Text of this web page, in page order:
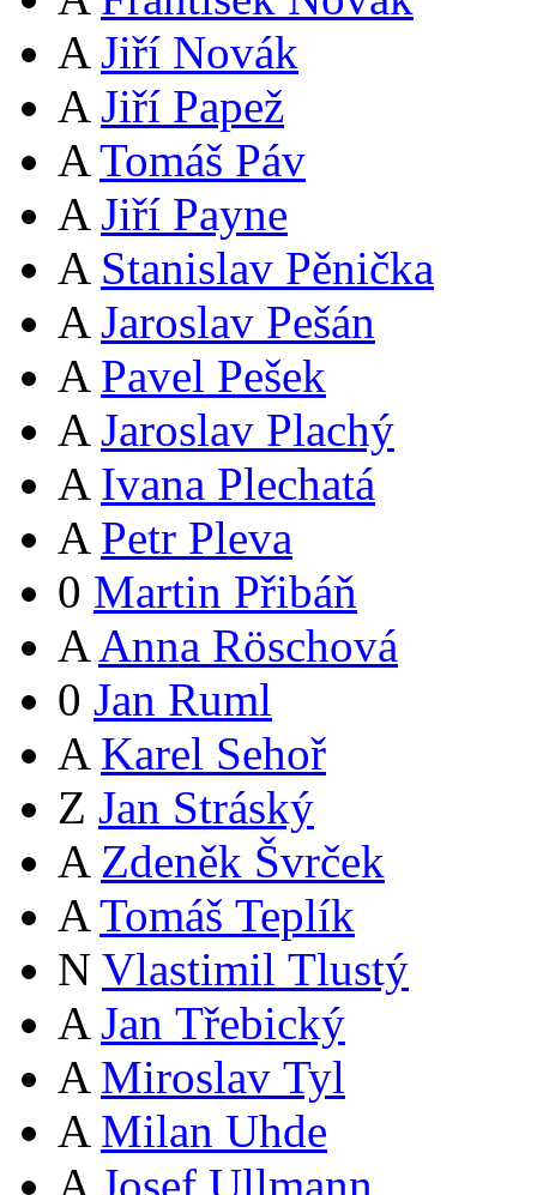
A Jiří Novák
A Jiří Papež
A Tomáš Páv
A Jiří Payne
A Stanislav Pěnička
A Jaroslav Pešán
A Pavel Pešek
A Jaroslav Plachý
A Ivana Plechatá
A Petr Pleva
0 Martin Přibáň
A Anna Röschová
0 Jan Ruml
A Karel Sehoř
Z Jan Stráský
A Zdeněk Švrček
A Tomáš Teplík
N Vlastimil Tlustý
A Jan Třebický
A Miroslav Tyl
A Milan Uhde